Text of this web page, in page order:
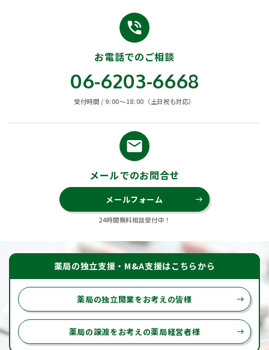
phone_in_talk
お電話でのご相談
06-6203-6668
受付時間 / 9:00〜18:00（土日祝も対応）
email
メールでのお問合せ
メールフォーム east
24時間無料相談受付中！
薬局の独立支援・M&A支援はこちらから
薬局の独立開業をお考えの皆様 east
薬局の譲渡をお考えの薬局経営者様 east